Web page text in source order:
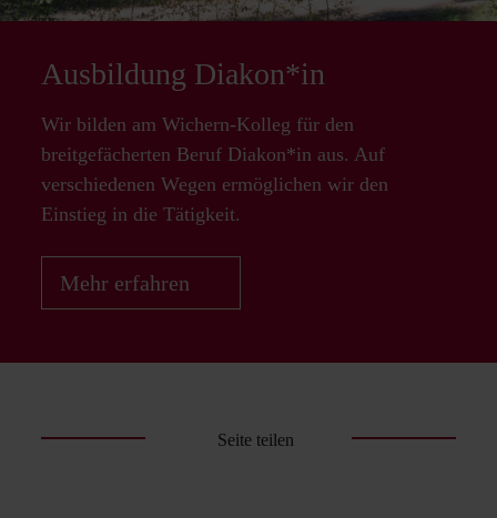
Ausbildung Diakon*in
Wir bilden am Wichern-Kolleg für den
breitgefächerten Beruf Diakon*in aus. Auf
verschiedenen Wegen ermöglichen wir den
Einstieg in die Tätigkeit.
Mehr erfahren
Seite teilen